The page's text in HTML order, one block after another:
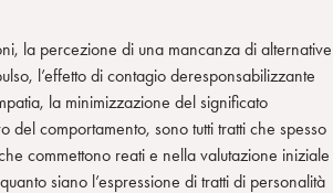
la percezione di una mancanza di alternative
l’effetto di contagio deresponsabilizzante
la minimizzazione del significato
del comportamento, sono tutti tratti che spesso
commettono reati e nella valutazione iniziale
siano l’espressione di tratti di personalità